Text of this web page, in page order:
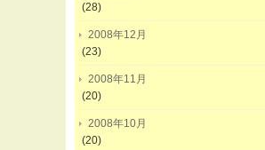
(28)
2008年12月
(23)
2008年11月
(20)
2008年10月
(20)